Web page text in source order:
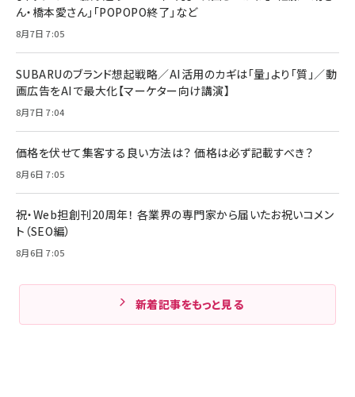
ん・橋本愛さん」「POPOPO終了」など
8月7日 7:05
SUBARUのブランド想起戦略／AI活用のカギは「量」より「質」／動
画広告をAIで最大化【マーケター向け講演】
8月7日 7:04
価格を伏せて集客する良い方法は？ 価格は必ず記載すべき？
8月6日 7:05
祝・Web担創刊20周年！ 各業界の専門家から届いたお祝いコメン
ト（SEO編）
8月6日 7:05
新着記事をもっと見る